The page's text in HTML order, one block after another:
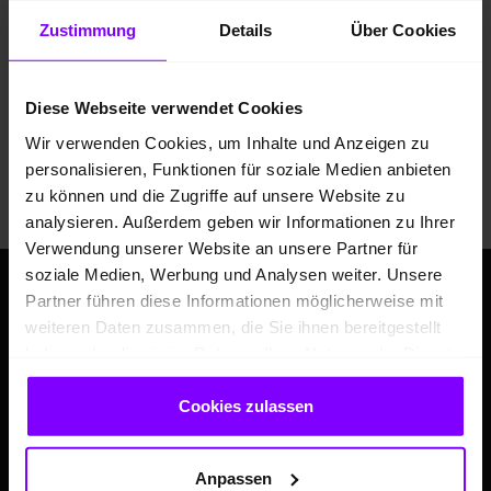
Zustimmung Details Über Cookies
Diese Webseite verwendet Cookies
Wir verwenden Cookies, um Inhalte und Anzeigen zu
personalisieren, Funktionen für soziale Medien anbieten
zu können und die Zugriffe auf unsere Website zu
analysieren. Außerdem geben wir Informationen zu Ihrer
Verwendung unserer Website an unsere Partner für
soziale Medien, Werbung und Analysen weiter. Unsere
Partner führen diese Informationen möglicherweise mit
weiteren Daten zusammen, die Sie ihnen bereitgestellt
gesammelt haben.
Cookies zulassen
Anpassen
Kraftstoffverbrauch kombiniert: 5,4 l/100km; CO -
Fahrzeugangebot der Hülpert VZ GmbH
Mehr Fahrzeuge anzeigen